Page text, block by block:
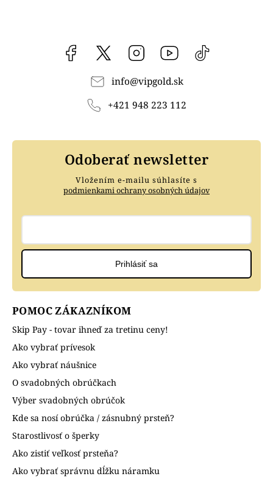
Facebook vipgoldsk Instagram YouTube
info@vipgold.sk
+421 948 223 112
POMOC ZÁKAZNÍKOM
Skip Pay - tovar ihneď za tretinu ceny!
Ako vybrať prívesok
Ako vybrať náušnice
O svadobných obrúčkach
Výber svadobných obrúčok
Kde sa nosí obrúčka / zásnubný prsteň?
Starostlivosť o šperky
Ako zistiť veľkosť prsteňa?
Ako vybrať správnu dĺžku náramku
Odoberať newsletter
Vložením e-mailu súhlasíte s
podmienkami ochrany osobných údajov
Prihlásiť sa